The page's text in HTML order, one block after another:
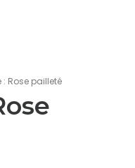
Rose pailleté